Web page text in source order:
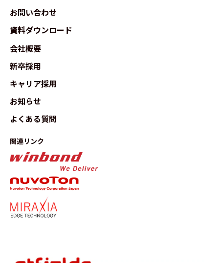
お問い合わせ
資料ダウンロード
会社概要
新卒採用
キャリア採用
お知らせ
よくある質問
関連リンク